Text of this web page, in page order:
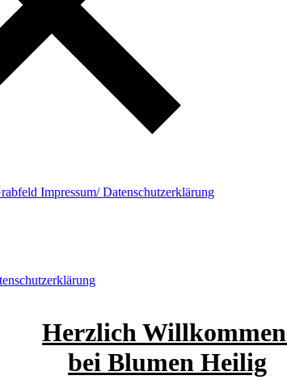
Impressum/ Datenschutzerklärung
Herzlich Willkommen
bei Blumen Heilig